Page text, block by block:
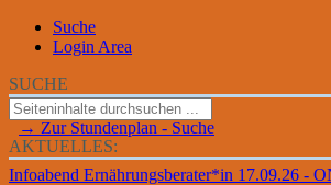
Suche
Login Area
SUCHE
→ Zur Stundenplan - Suche
AKTUELLES:
Infoabend Ernährungsberater*in 17.09.26 -